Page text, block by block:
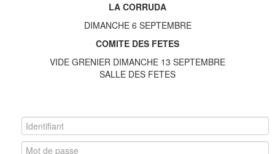
LA CORRUDA
DIMANCHE 6 SEPTEMBRE
COMITE DES FETES
VIDE GRENIER DIMANCHE 13 SEPTEMBRE
SALLE DES FETES